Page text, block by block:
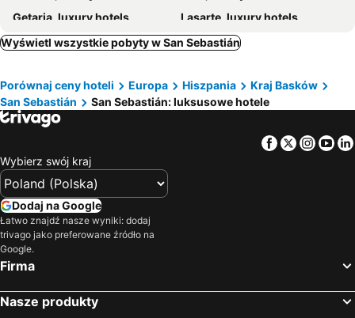
Getaria, luxury hotels
Lasarte, luxury hotels
Biriatou, luxury hotels
Bidegoian, luxury hotels
Arantza, luxury hotels
Zumárraga, luxury hotels
Urrugne, luxury hotels
Asteasu, luxury hotels
Wyświetl wszystkie pobyty w San Sebastián
Porównaj ceny hoteli Europa Hiszpania
Kraj Basków
San Sebastián
San Sebastián: luksusowe hotele
Facebook
Twitter
Wybierz swój kraj
Dodaj na Google
Łatwo znajdź nasze wyniki: dodaj
trivago jako preferowane źródło na
Google.
Firma
Nasze produkty